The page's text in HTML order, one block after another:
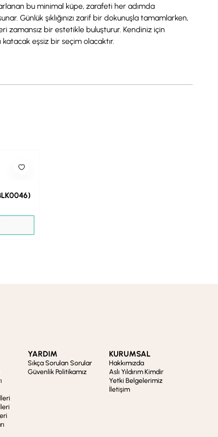
bu minimal küpe, zarafeti her adımda
Günlük şıklığınızı zarif bir dokunuşla tamamlarken,
zamansız bir estetikle buluşturur. Kendiniz için
katacak eşsiz bir seçim olacaktır.
YARDIM
Sıkça Sorulan Sorular
Güvenlik Politikamız
KURUMSAL
Hakkımızda
Aslı Yıldırım Kimdir
Yetki Belgelerimiz
İletişim